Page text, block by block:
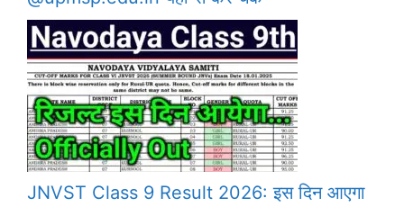
JNVST Class 9 Result 2026: इस दिन आएगा